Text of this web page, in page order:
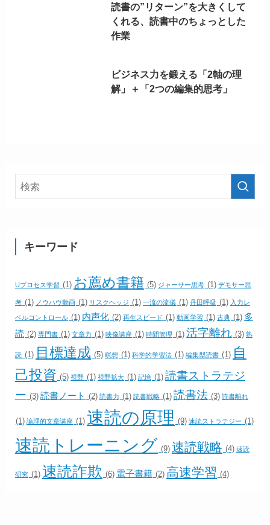
読書の”リターン”を大きくして
くれる、読書中のちょっとした
作業
ビジネス力を鍛える「2軸の理
解」＋「2つの編集的思考」
キーワード
Uプロセス学習 (1) お薦め書籍 (5) ジャーサー思考 (1) デモサー思
考 (1) ノウハウ動画 (1) リスクヘッジ (1) 一流の流儀 (1) 丹田呼吸 (1) 入力レ
ベルコントロール (1) 内声化 (2) 再生スピード (1) 動画学習 (1) 古典 (1) 多
読 (2) 専門書 (1) 文章力 (1) 映像講座 (1) 時間管理 (1) 活字離れ (3) 熟
読 (1) 目標達成 (5) 瞑想 (1) 科学的学習法 (1) 編集型読書 (1) 自
己投資 (5) 視野 (1) 視野拡大 (1) 記憶 (1) 読書ストラテジ
ー (3) 読書ノート (2) 読書力 (1) 読書戦略 (1) 読書法 (3) 読書離れ
(1) 論理的文章講座 (1) 速読の原理 (9) 速読ストラテジー (1)
速読トレーニング (9) 速読戦略 (4) 速読
研究 (1) 速読詐欺 (6) 電子書籍 (2) 高速学習 (4)